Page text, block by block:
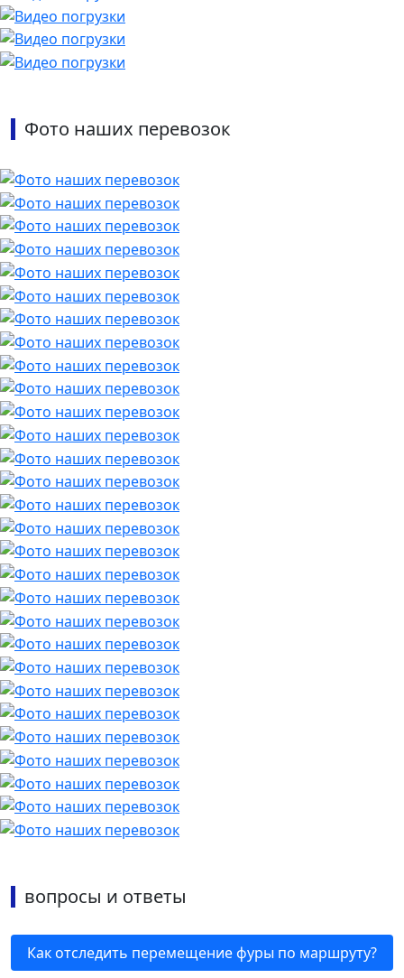
Фото наших перевозок
вопросы и ответы
Как отследить перемещение фуры по маршруту?